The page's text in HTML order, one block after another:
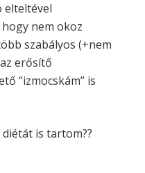
elteltével
nem okoz
szabályos (+nem
erősítő
“izmocskám” is
is tartom??